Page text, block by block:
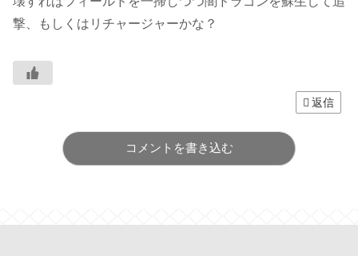
撃、もしくはリチャージャーかな？
返信
コメントを書き込む